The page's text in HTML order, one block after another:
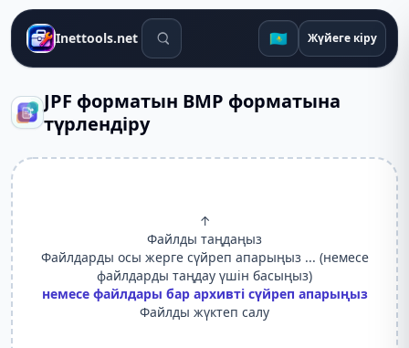
Inettools.net Іздеу құралдары 🇰🇿 Жүйеге кіру
JPF форматын BMP форматына
түрлендіру
↑
Файлды таңдаңыз
Файлдарды осы жерге сүйреп апарыңыз ... (немесе
файлдарды таңдау үшін басыңыз)
немесе файлдары бар архивті сүйреп апарыңыз
Файлды жүктеп салу